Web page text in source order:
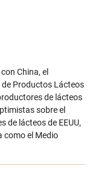
China, el
de Productos Lácteos
de lácteos
sobre el
de lácteos de EEUU,
como el Medio